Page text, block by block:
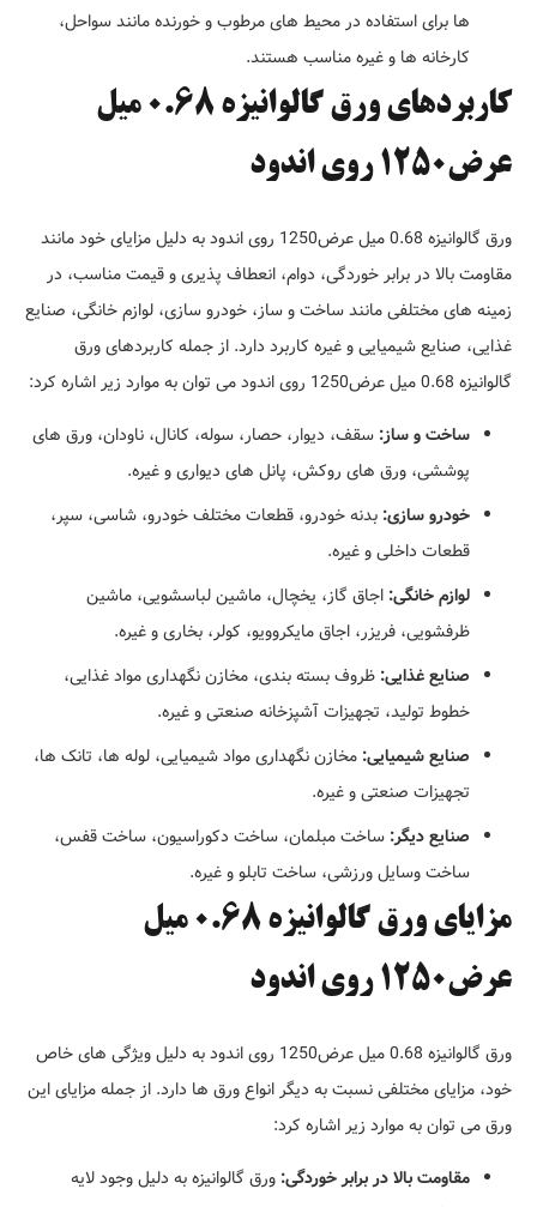
ها برای استفاده در محیط های مرطوب و خورنده مانند سواحل،
کارخانه ها و غیره مناسب هستند.
کاربردهای ورق گالوانیزه 0.68 میل
عرض1250 روی اندود
ورق گالوانیزه 0.68 میل عرض1250 روی اندود به دلیل مزایای خود مانند
مقاومت بالا در برابر خوردگی، دوام، انعطاف پذیری و قیمت مناسب، در
زمینه های مختلفی مانند ساخت و ساز، خودرو سازی، لوازم خانگی، صنایع
غذایی، صنایع شیمیایی و غیره کاربرد دارد. از جمله کاربردهای ورق
گالوانیزه 0.68 میل عرض1250 روی اندود می توان به موارد زیر اشاره کرد:
ساخت و ساز: سقف، دیوار، حصار، سوله، کانال، ناودان، ورق های
پوششی، ورق های روکش، پانل های دیواری و غیره.
خودرو سازی: بدنه خودرو، قطعات مختلف خودرو، شاسی، سپر،
قطعات داخلی و غیره.
لوازم خانگی: اجاق گاز، یخچال، ماشین لباسشویی، ماشین
ظرفشویی، فریزر، اجاق مایکروویو، کولر، بخاری و غیره.
صنایع غذایی: ظروف بسته بندی، مخازن نگهداری مواد غذایی،
خطوط تولید، تجهیزات آشپزخانه صنعتی و غیره.
صنایع شیمیایی: مخازن نگهداری مواد شیمیایی، لوله ها، تانک ها،
تجهیزات صنعتی و غیره.
صنایع دیگر: ساخت مبلمان، ساخت دکوراسیون، ساخت قفس،
ساخت وسایل ورزشی، ساخت تابلو و غیره.
مزایای ورق گالوانیزه 0.68 میل
عرض1250 روی اندود
ورق گالوانیزه 0.68 میل عرض1250 روی اندود به دلیل ویژگی های خاص
خود، مزایای مختلفی نسبت به دیگر انواع ورق ها دارد. از جمله مزایای این
ورق می توان به موارد زیر اشاره کرد:
مقاومت بالا در برابر خوردگی: ورق گالوانیزه به دلیل وجود لایه